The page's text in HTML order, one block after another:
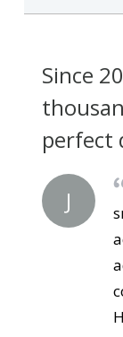
Since
perfect
J